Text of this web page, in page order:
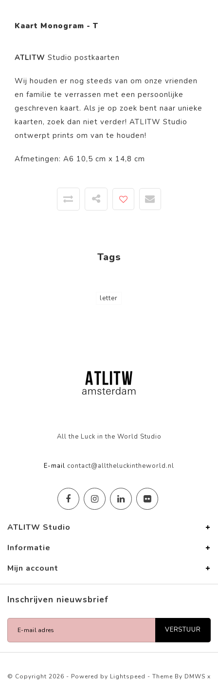
Kaart Monogram - T
ATLITW Studio postkaarten
Wij houden er nog steeds van om onze vrienden
en familie te verrassen met een persoonlijke
geschreven kaart. Als je op zoek bent naar unieke
kaarten, zoek dan niet verder! ATLITW Studio
ontwerpt prints om van te houden!
Afmetingen: A6 10,5 cm x 14,8 cm
Tags
letter
All the Luck in the World Studio
E-mail contact@alltheluckintheworld.nl
ATLITW Studio
Informatie
Mijn account
Inschrijven nieuwsbrief
VERSTUUR
© Copyright 2026 - Powered by Lightspeed - Theme By DMWS x